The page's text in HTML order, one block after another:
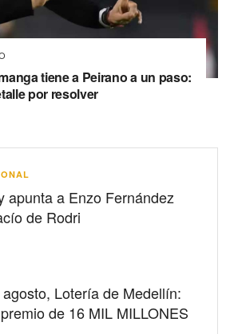
tiene a Peirano a un paso:
por resolver
apunta a Enzo Fernández
de Rodri
Lotería de Medellín:
de 16 MIL MILLONES